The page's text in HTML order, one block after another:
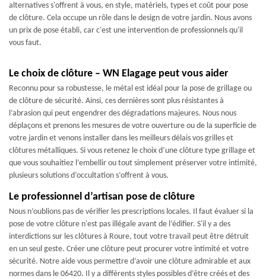
alternatives s'offrent à vous, en style, matériels, types et coût pour pose
de clôture. Cela occupe un rôle dans le design de votre jardin. Nous avons
un prix de pose établi, car c'est une intervention de professionnels qu'il
vous faut.
Le choix de clôture – WN Elagage peut vous aider
Reconnu pour sa robustesse, le métal est idéal pour la pose de grillage ou
de clôture de sécurité. Ainsi, ces dernières sont plus résistantes à
l’abrasion qui peut engendrer des dégradations majeures. Nous nous
déplaçons et prenons les mesures de votre ouverture ou de la superficie de
votre jardin et venons installer dans les meilleurs délais vos grilles et
clôtures métalliques. Si vous retenez le choix d’une clôture type grillage et
que vous souhaitiez l’embellir ou tout simplement préserver votre intimité,
plusieurs solutions d’occultation s’offrent à vous.
Le professionnel d’artisan pose de clôture
Nous n’oublions pas de vérifier les prescriptions locales. Il faut évaluer si la
pose de votre clôture n'est pas illégale avant de l’édifier. S'il y a des
interdictions sur les clôtures à Roure, tout votre travail peut être détruit
en un seul geste. Créer une clôture peut procurer votre intimité et votre
sécurité. Notre aide vous permettre d’avoir une clôture admirable et aux
normes dans le 06420. Il y a différents styles possibles d’être créés et des